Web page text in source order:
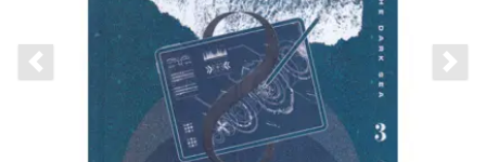
Previous slide